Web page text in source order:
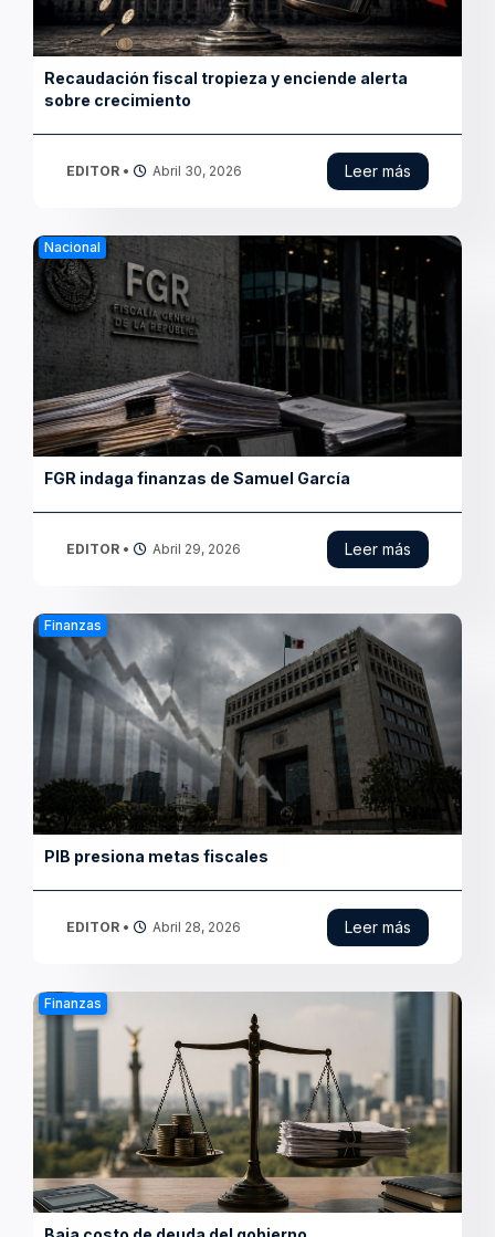
EDITOR• Abril 29, 2026 Leer más
Finanzas
PIB presiona metas fiscales
EDITOR• Abril 28, 2026 Leer más
Finanzas
Baja costo de deuda del gobierno
EDITOR• Abril 23, 2026 Leer más
Finanzas
Edgardo del Rincón liderará Banamex
EDITOR• Abril 23, 2026 Leer más